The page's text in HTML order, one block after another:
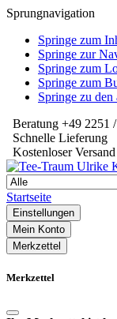
Sprungnavigation
Springe zum
Springe zur
Springe zum
Springe zum
Springe zu
Beratung +49 2251
Schnelle Lieferung
Kostenloser
Startseite
Einstellungen
Mein Konto
Merkzettel
Merkzettel